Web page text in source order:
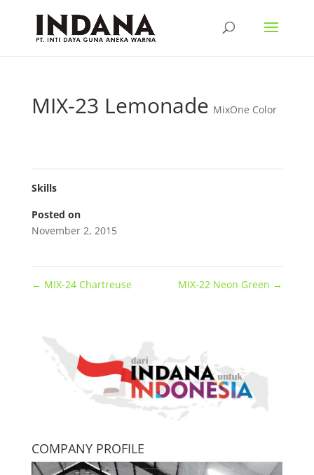
MIX-23 Lemonade MixOne Color
Skills
Posted on
November 2, 2015
← MIX-24 Chartreuse MIX-22 Neon Green →
COMPANY PROFILE